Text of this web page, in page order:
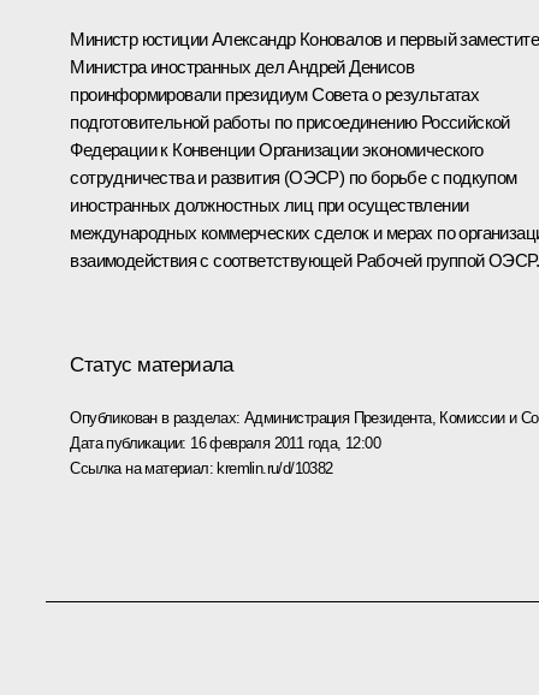
Министр юстиции Александр Коновалов и первый
Министра иностранных дел Андрей Денисов
проинформировали президиум Совета о результатах
подготовительной работы по присоединению Российской
Федерации к Конвенции Организации экономического
сотрудничества и развития (ОЭСР) по борьбе с подкупом
иностранных должностных лиц при осуществлении
международных коммерческих сделок и мерах по
взаимодействия с соответствующей Рабочей группой ОЭСР.
Статус материала
Опубликован в разделах: Администрация Президента, Комиссии и
Дата публикации: 16 февраля 2011 года, 12:00
Ссылка на материал: kremlin.ru/d/10382